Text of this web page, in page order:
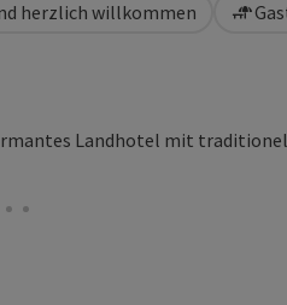
herzlich willkommen